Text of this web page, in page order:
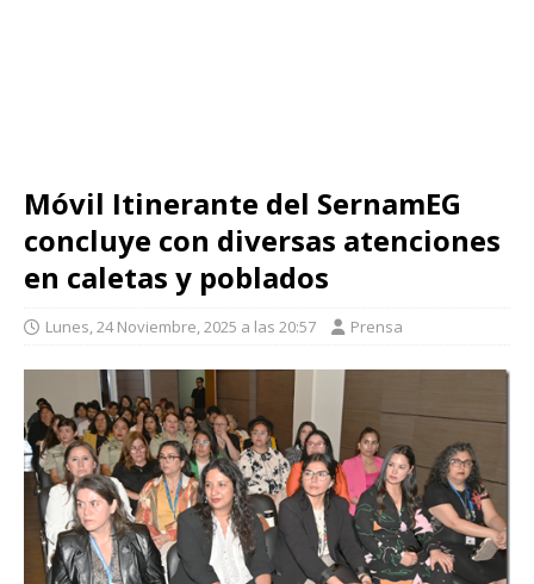
Móvil Itinerante del SernamEG
concluye con diversas atenciones
en caletas y poblados
Lunes, 24 Noviembre, 2025 a las 20:57 Prensa